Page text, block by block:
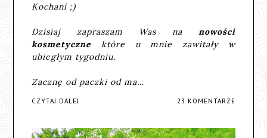
Kochani ;)
Dzisiaj zapraszam Was na nowości
kosmetycznektóre u mnie zawitały w
ubiegłym tygodniu.
Zacznę od paczki od ma…
CZYTAJ DALEJ 23 KOMENTARZE